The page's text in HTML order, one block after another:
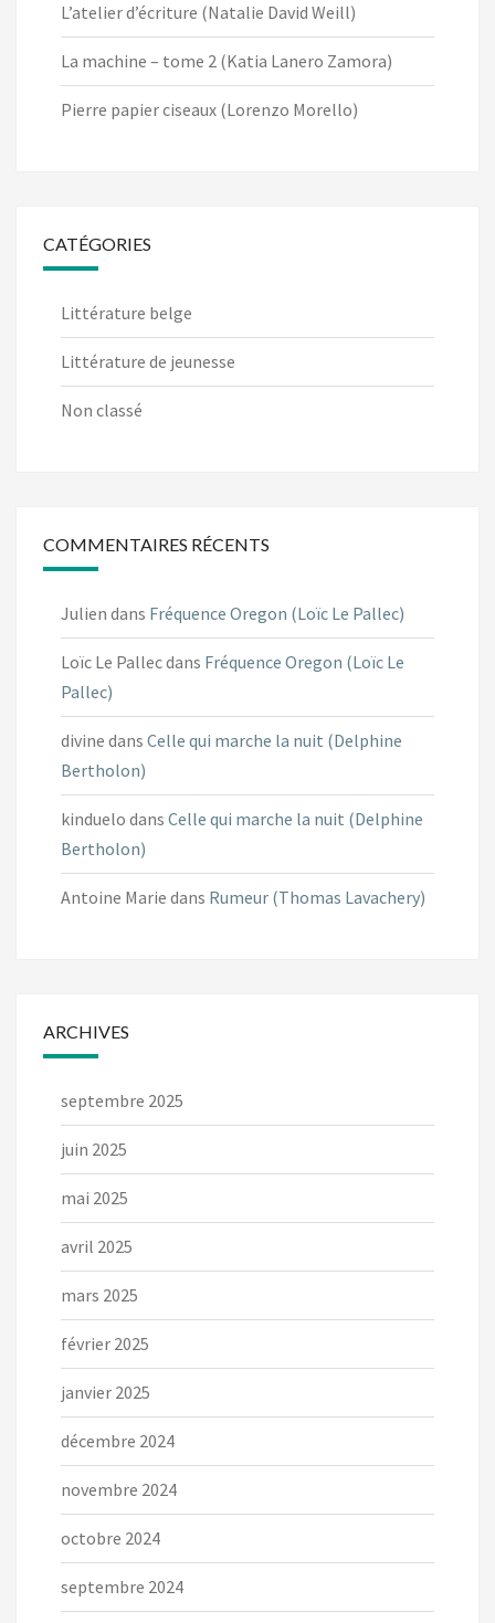
L’atelier d’écriture (Natalie David Weill)
La machine – tome 2 (Katia Lanero Zamora)
Pierre papier ciseaux (Lorenzo Morello)
CATÉGORIES
Littérature belge
Littérature de jeunesse
Non classé
COMMENTAIRES RÉCENTS
Julien dans Fréquence Oregon (Loïc Le Pallec)
Loïc Le Pallecdans Fréquence Oregon (Loïc Le
Pallec)
divine dans Celle qui marche la nuit (Delphine
Bertholon)
kinduelo dans Celle qui marche la nuit (Delphine
Bertholon)
Antoine Marie dans Rumeur (Thomas Lavachery)
ARCHIVES
septembre 2025
juin 2025
mai 2025
avril 2025
mars 2025
février 2025
janvier 2025
décembre 2024
novembre 2024
octobre 2024
septembre 2024